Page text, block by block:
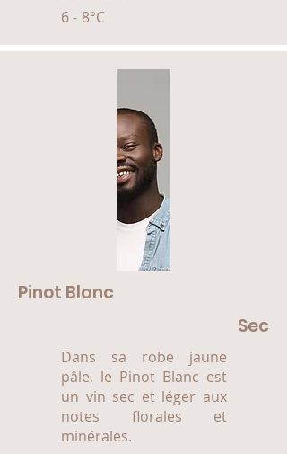
6 - 8°C
Pinot Blanc
Sec
Dans sa robe jaune
pâle, le Pinot Blanc est
un vin sec et léger aux
notes florales et
minérales.